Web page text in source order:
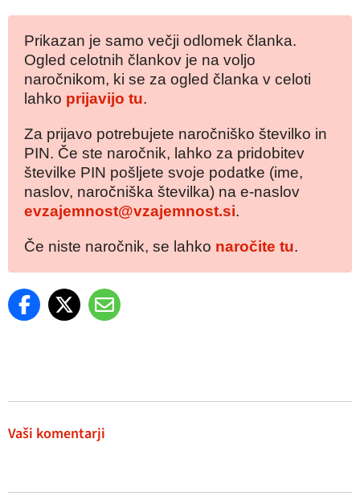
Prikazan je samo večji odlomek članka.
Ogled celotnih člankov je na voljo
naročnikom, ki se za ogled članka v celoti
lahko prijavijo tu.
Za prijavo potrebujete naročniško številko in
PIN. Če ste naročnik, lahko za pridobitev
številke PIN pošljete svoje podatke (ime,
naslov, naročniška številka) na e-naslov
evzajemnost@vzajemnost.si.
Če niste naročnik, se lahko naročite tu.
Vaši komentarji